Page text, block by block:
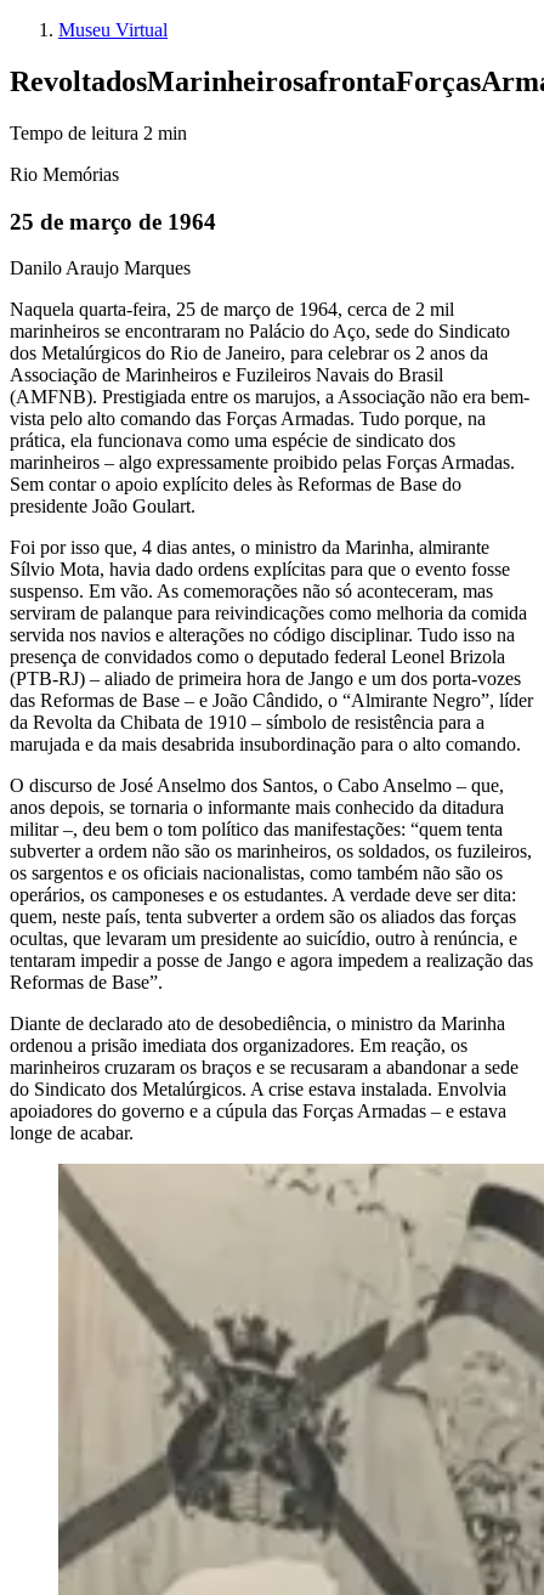
Museu Virtual
RevoltadosMarinheirosafrontaForças
Tempo de leitura 2 min
Rio Memórias
25 de março de 1964
Danilo Araujo Marques
Naquela quarta-feira, 25 de março de 1964, cerca de 2 mil
marinheiros se encontraram no Palácio do Aço, sede do Sindicato
dos Metalúrgicos do Rio de Janeiro, para celebrar os 2 anos da
Associação de Marinheiros e Fuzileiros Navais do Brasil
(AMFNB). Prestigiada entre os marujos, a Associação não era bem-
vista pelo alto comando das Forças Armadas. Tudo porque, na
prática, ela funcionava como uma espécie de sindicato dos
marinheiros – algo expressamente proibido pelas Forças Armadas.
Sem contar o apoio explícito deles às Reformas de Base do
presidente João Goulart.
Foi por isso que, 4 dias antes, o ministro da Marinha, almirante
Sílvio Mota, havia dado ordens explícitas para que o evento fosse
suspenso. Em vão. As comemorações não só aconteceram, mas
serviram de palanque para reivindicações como melhoria da comida
servida nos navios e alterações no código disciplinar. Tudo isso na
presença de convidados como o deputado federal Leonel Brizola
(PTB-RJ) – aliado de primeira hora de Jango e um dos porta-vozes
das Reformas de Base – e João Cândido, o “Almirante Negro”, líder
da Revolta da Chibata de 1910 – símbolo de resistência para a
marujada e da mais desabrida insubordinação para o alto comando.
O discurso de José Anselmo dos Santos, o Cabo Anselmo – que,
anos depois, se tornaria o informante mais conhecido da ditadura
militar –, deu bem o tom político das manifestações: “quem tenta
subverter a ordem não são os marinheiros, os soldados, os fuzileiros,
os sargentos e os oficiais nacionalistas, como também não são os
operários, os camponeses e os estudantes. A verdade deve ser dita:
quem, neste país, tenta subverter a ordem são os aliados das forças
ocultas, que levaram um presidente ao suicídio, outro à renúncia, e
tentaram impedir a posse de Jango e agora impedem a realização das
Reformas de Base”.
Diante de declarado ato de desobediência, o ministro da Marinha
ordenou a prisão imediata dos organizadores. Em reação, os
marinheiros cruzaram os braços e se recusaram a abandonar a sede
do Sindicato dos Metalúrgicos. A crise estava instalada. Envolvia
apoiadores do governo e a cúpula das Forças Armadas – e estava
longe de acabar.